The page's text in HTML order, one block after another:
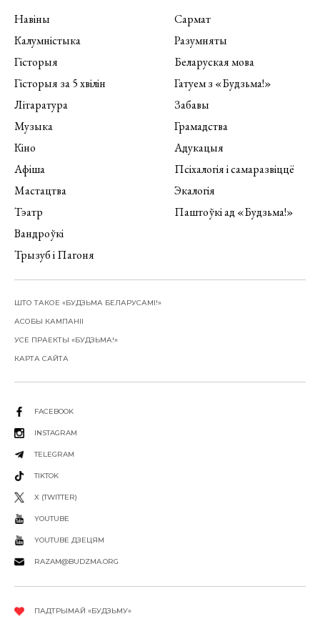
Навіны
Калумністыка
Гісторыя
Гісторыя за 5 хвілін
Літаратура
Музыка
Кіно
Афіша
Мастацтва
Тэатр
Вандроўкі
Трызуб і Пагоня
Сармат
Разумняты
Беларуская мова
Гатуем з «Будзьма!»
Забавы
Грамадства
Адукацыя
Псіхалогія і самаразвіццё
Экалогія
Паштоўкі ад «Будзьма!»
ШТО ТАКОЕ «БУДЗЬМА БЕЛАРУСАМІ!»
АСОБЫ КАМПАНІІ
УСЕ ПРАЕКТЫ «БУДЗЬМА!»
КАРТА САЙТА
FACEBOOK
INSTAGRAM
TELEGRAM
TIKTOK
X (TWITTER)
YOUTUBE
YOUTUBE ДЗЕЦЯМ
RAZAM@BUDZMA.ORG
ПАДТРЫМАЙ «БУДЗЬМУ»